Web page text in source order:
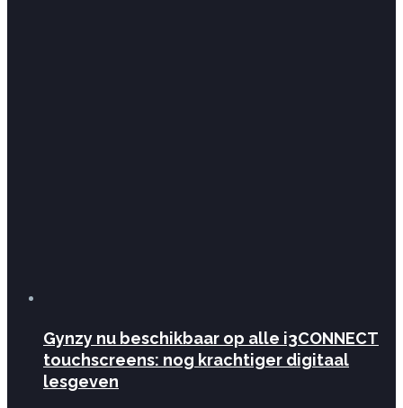
Gynzy nu beschikbaar op alle i3CONNECT
touchscreens: nog krachtiger digitaal
lesgeven